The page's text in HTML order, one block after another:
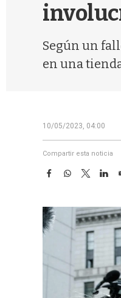
Según un
en una
10/05/2023, 04:00
Compartir esta noticia
F
e
b
o
W
t
A
p
T
w
t
t
e
r
L
k
e